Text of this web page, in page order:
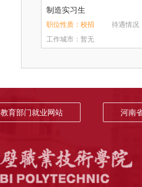
制造实习生
职位性质：校招
待遇情况
工作城市：暂无
教育部门就业网站 河南